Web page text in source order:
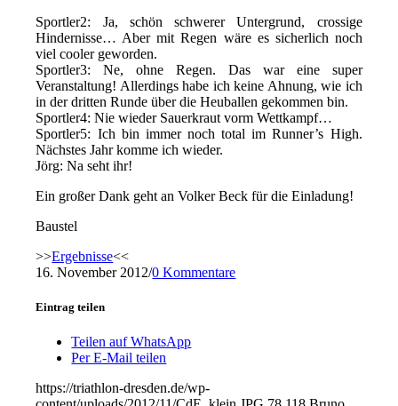
Sportler2: Ja, schön schwerer Untergrund, crossige
Hindernisse… Aber mit Regen wäre es sicherlich noch
viel cooler geworden.
Sportler3: Ne, ohne Regen. Das war eine super
Veranstaltung! Allerdings habe ich keine Ahnung, wie ich
in der dritten Runde über die Heuballen gekommen bin.
Sportler4: Nie wieder Sauerkraut vorm Wettkampf…
Sportler5: Ich bin immer noch total im Runner’s High.
Nächstes Jahr komme ich wieder.
Jörg: Na seht ihr!
Ein großer Dank geht an Volker Beck für die Einladung!
Baustel
>>Ergebnisse<<
16. November 2012/0 Kommentare
Eintrag teilen
Teilen auf WhatsApp
Per E-Mail teilen
https://triathlon-dresden.de/wp-